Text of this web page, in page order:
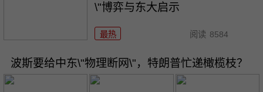
\"博弈与东大启示
最热 阅读 8584
波斯要给中东\"物理断网\"，特朗普忙递橄榄枝？